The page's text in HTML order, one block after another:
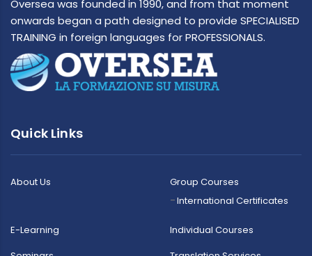
Oversea was founded in 1990, and from that moment
onwards began a path designed to provide SPECIALISED
TRAINING in foreign languages for PROFESSIONALS.
Quick Links
About Us
Group Courses
International Certificates
E-Learning
Individual Courses